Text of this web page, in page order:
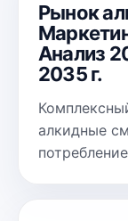
Рынок
Анализ
2035 г.
алкидные